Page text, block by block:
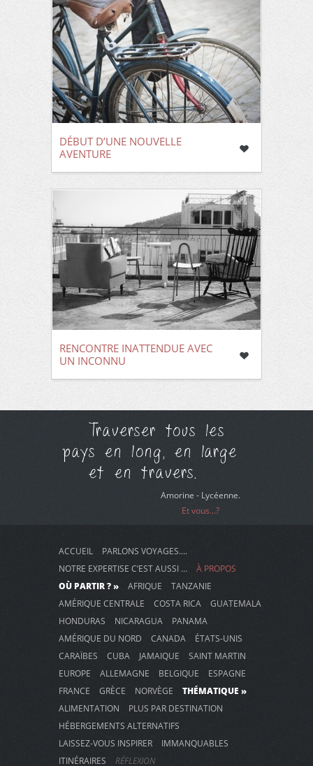
DÉBUT D’UNE NOUVELLE
AVENTURE
RENCONTRE INATTENDUE AVEC
UN INCONNU
Traverser tous les
pays en long, en large
et en travers.
Amorine - Lycéenne.
Et vous...?
ACCUEIL
PARLONS VOYAGES….
NOTRE EXPERTISE C’EST AUSSI …
À PROPOS
OÙ PARTIR ? »
AFRIQUE
TANZANIE
AMÉRIQUE CENTRALE
COSTA RICA
GUATEMALA
HONDURAS
NICARAGUA
PANAMA
AMÉRIQUE DU NORD
CANADA
ÉTATS-UNIS
CARAÏBES
CUBA JAMAIQUE
SAINT MARTIN
EUROPE
ALLEMAGNE BELGIQUE
ESPAGNE
FRANCE
GRÈCE NORVÈGE
THÉMATIQUE »
ALIMENTATION
PLUS PAR DESTINATION
HÉBERGEMENTS ALTERNATIFS
LAISSEZ-VOUS INSPIRER
IMMANQUABLES
ITINÉRAIRES
RÉFLEXION